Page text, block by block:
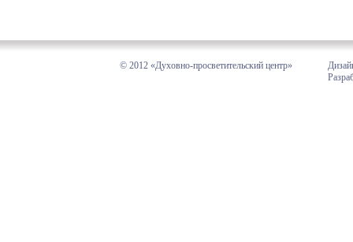
© 2012 «Духовно-просветительский центр»